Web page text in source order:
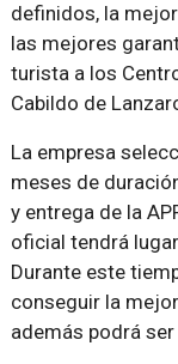
definidos, la
las mejores
turista a los
Cabildo de
La empresa
meses de
y entrega de la
oficial tendrá
Durante este
conseguir la
además podrá